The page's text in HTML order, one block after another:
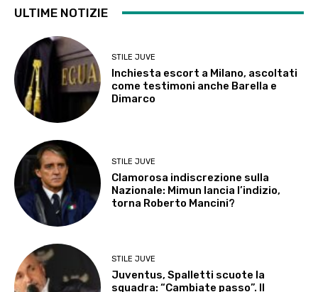
ULTIME NOTIZIE
STILE JUVE
Inchiesta escort a Milano, ascoltati
come testimoni anche Barella e
Dimarco
STILE JUVE
Clamorosa indiscrezione sulla
Nazionale: Mimun lancia l’indizio,
torna Roberto Mancini?
STILE JUVE
Juventus, Spalletti scuote la
squadra: “Cambiate passo”. Il